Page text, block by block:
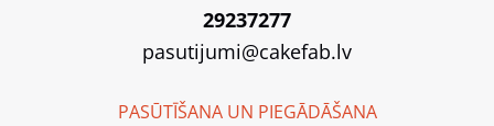
29237277
pasutijumi@cakefab.lv
PASŪTĪŠANA UN PIEGĀDĀŠANA